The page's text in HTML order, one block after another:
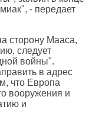
- передает
сторону Мааса,
следует
войны".
в адрес
что Европа
вооружения и
и